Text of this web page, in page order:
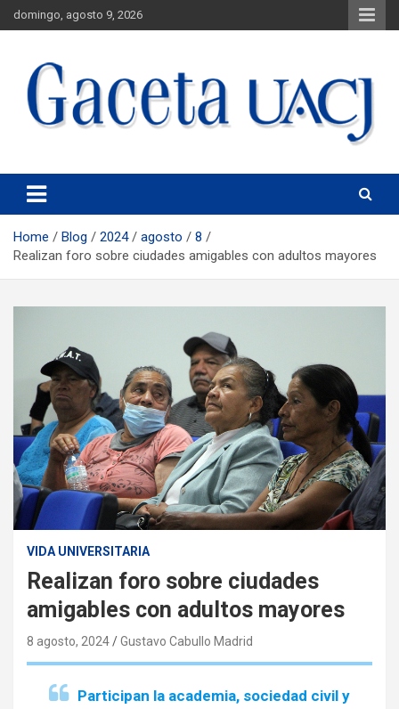
domingo, agosto 9, 2026
Gaceta UACJ
Home Blog 2024 agosto
8
Realizan foro sobre ciudades amigables con adultos mayores
VIDA UNIVERSITARIA
Realizan foro sobre ciudades
amigables con adultos mayores
8 agosto, 2024 Gustavo Cabullo Madrid
Participan la academia, sociedad civil y